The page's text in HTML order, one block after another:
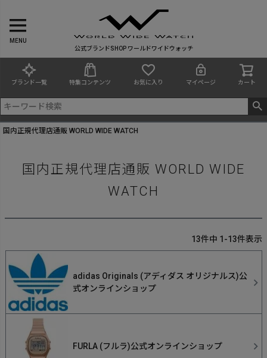
MENU
公式ブランドSHOP ワールドワイドウォッチ
ブランド一覧 特集コンテンツ お気に入り マイページ カート
国内正規代理店通販 WORLD WIDE WATCH
国内正規代理店通販 WORLD WIDE
WATCH
13件中 1 -13件表示
adidas Originals (アディダス オリジナルス)公
式オンラインショップ
FURLA (フルラ)公式オンラインショップ